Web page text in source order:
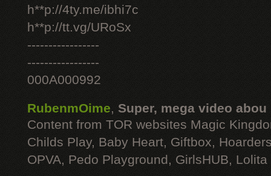
h**p://4ty.me/ibhi7c
h**p://tt.vg/URoSx
-----------------
-----------------
000A000992
RubenmOime, Super, mega video abou
Content from TOR websites Magic
Childs Play, Baby Heart, Giftbox,
OPVA, Pedo Playground, GirlsHUB, Lolita